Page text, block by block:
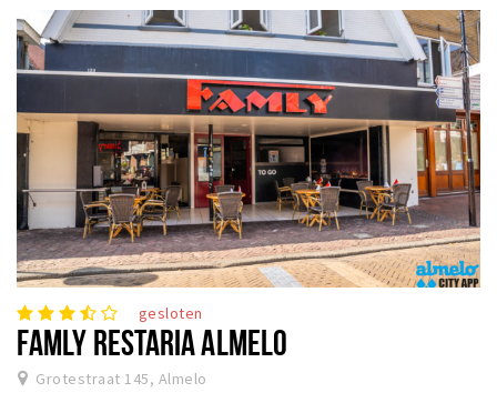
gesloten
FAMLY RESTARIA ALMELO
Grotestraat 145, Almelo